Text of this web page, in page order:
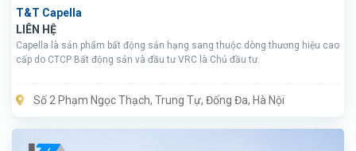
T&T Capella
LIÊN HỆ
Capella là sản phẩm bất động sản hạng sang thuộc dòng thương hiệu cao
cấp do CTCP Bất động sản và đầu tư VRC là Chủ đầu tư.
Số 2 Phạm Ngọc Thạch, Trung Tự, Đống Đa, Hà Nội